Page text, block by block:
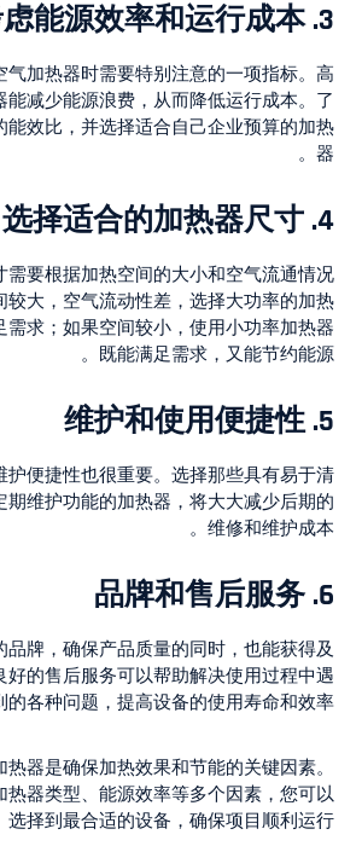
3.
能源效率和运行成本
气加热器时需要特别注意的一项指标。高
能减少能源浪费，从而降低运行成本。了
能效比，并选择适合自己企业预算的加热
器。
4.
选择适合的加热器尺寸
需要根据加热空间的大小和空气流通情况
较大，空气流动性差，选择大功率的加热
需求；如果空间较小，使用小功率加热器
既能满足需求，又能节约能源。
5.
维护和使用便捷性
护便捷性也很重要。选择那些具有易于清
期维护功能的加热器，将大大减少后期的
维修和维护成本。
6.
品牌和售后服务
品牌，确保产品质量的同时，也能获得及
好的售后服务可以帮助解决使用过程中遇
的各种问题，提高设备的使用寿命和效率。
器是确保加热效果和节能的关键因素。
热器类型、能源效率等多个因素，您可以
选择到最合适的设备，确保项目顺利运行。